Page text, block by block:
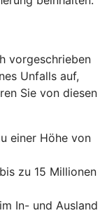
vorgeschrieben
Unfalls auf,
Sie von diesen
einer Höhe von
zu 15 Millionen
In- und Ausland